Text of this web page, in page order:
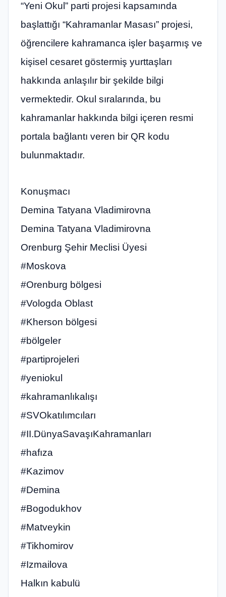
“Yeni Okul” parti projesi kapsamında
başlattığı “Kahramanlar Masası” projesi,
öğrencilere kahramanca işler başarmış ve
kişisel cesaret göstermiş yurttaşları
hakkında anlaşılır bir şekilde bilgi
vermektedir. Okul sıralarında, bu
kahramanlar hakkında bilgi içeren resmi
portala bağlantı veren bir QR kodu
bulunmaktadır.
Konuşmacı
Demina Tatyana Vladimirovna
Demina Tatyana Vladimirovna
Orenburg Şehir Meclisi Üyesi
#Moskova
#Orenburg bölgesi
#Vologda Oblast
#Kherson bölgesi
#bölgeler
#partiprojeleri
#yeniokul
#kahramanlıkalışı
#SVOkatılımcıları
#II.DünyaSavaşıKahramanları
#hafıza
#Kazimov
#Demina
#Bogodukhov
#Matveykin
#Tikhomirov
#Izmailova
Halkın kabulü